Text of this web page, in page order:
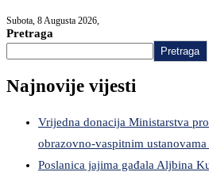
Subota, 8 Augusta 2026,
Pretraga
Pretraga
Najnovije vijesti
Vrijedna donacija Ministarstva
obrazovno-vaspitnim
Poslanica jajima gađala Aljbina